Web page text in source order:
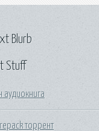
Stuff
аудиокнига
торрент
Blurb